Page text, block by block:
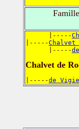
Famille
      |-----
|-----Chalvet
      |-----
Chalvet de
|-----de